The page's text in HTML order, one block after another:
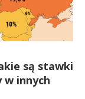
są stawki
w innych